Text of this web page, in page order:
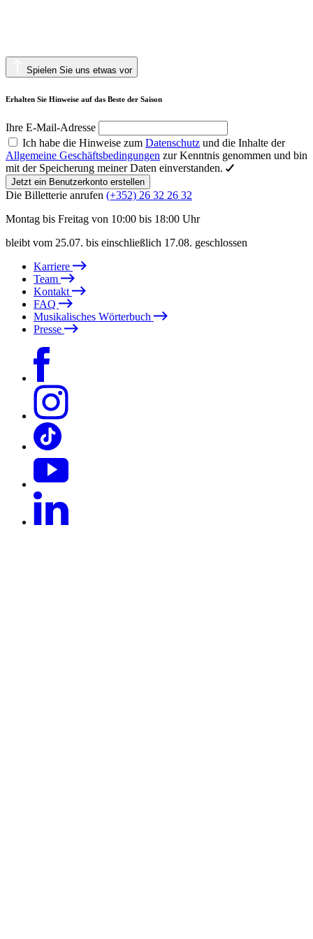
Spielen Sie uns etwas vor
Erhalten Sie Hinweise auf das Beste der Saison
Ihre E-Mail-Adresse
Ich habe die Hinweise zum Datenschutz und die Inhalte der
Allgemeine Geschäftsbedingungen zur Kenntnis genommen und bin
mit der Speicherung meiner Daten einverstanden.
Jetzt ein Benutzerkonto erstellen
Die Billetterie anrufen (+352) 26 32 26 32
Montag bis Freitag von 10:00 bis 18:00 Uhr
bleibt vom 25.07. bis einschließlich 17.08. geschlossen
Karriere
Team
Kontakt
FAQ
Musikalisches Wörterbuch
Presse